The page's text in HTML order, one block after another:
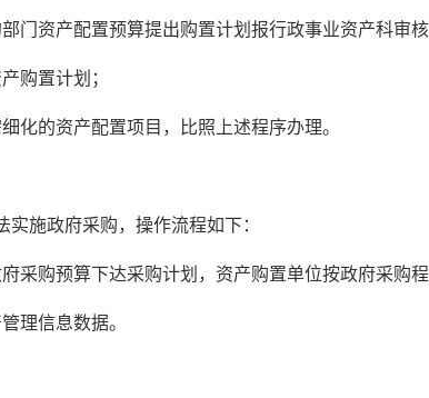
门资产配置预算提出购置计划报行政事业资产科审核
购置计划；
化的资产配置项目，比照上述程序办理。
施政府采购，操作流程如下：
采购预算下达采购计划，资产购置单位按政府采购程
理信息数据。